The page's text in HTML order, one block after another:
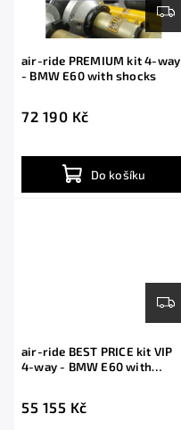
air-ride PREMIUM kit 4-way
- BMW E60 with shocks
72 190 Kč
Do košíku
air-ride BEST PRICE kit VIP
4-way - BMW E60 with
55 155 Kč